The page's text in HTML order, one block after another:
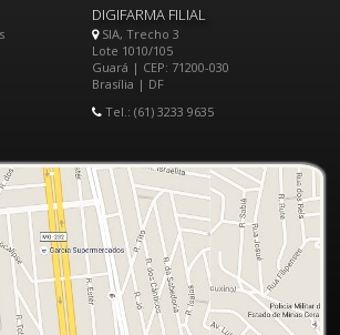
DIGIFARMA FILIAL
SIA, Trecho 3
Lote 1010/105
Guará | CEP: 71200-030
Brasília | DF
Tel.: (61) 3233 9635